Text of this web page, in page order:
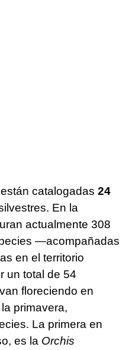
catalogadas 24
En la
actualmente 308
—acompañadas
en el territorio
un total de 54
floreciendo en
primavera,
La primera en
es la Orchis